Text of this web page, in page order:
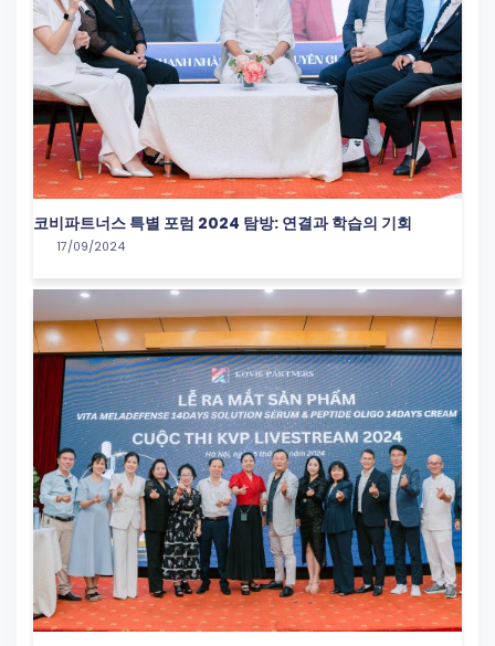
코비파트너스 특별 포럼 2024 탐방: 연결과 학습의 기회
17/09/2024